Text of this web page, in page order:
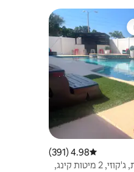
על ידי אורחים
דירוג ממוצע של 4.98 מתוך 5, 391 ביקורות
4.98 (391)
אוטופיה! בריכה מחוממת, ג'קוזי, 2 מיטות קינג,